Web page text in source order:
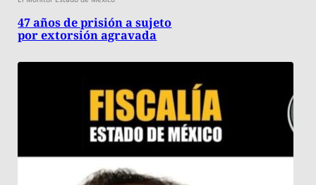
47 años de prisión a sujeto
por extorsión agravada